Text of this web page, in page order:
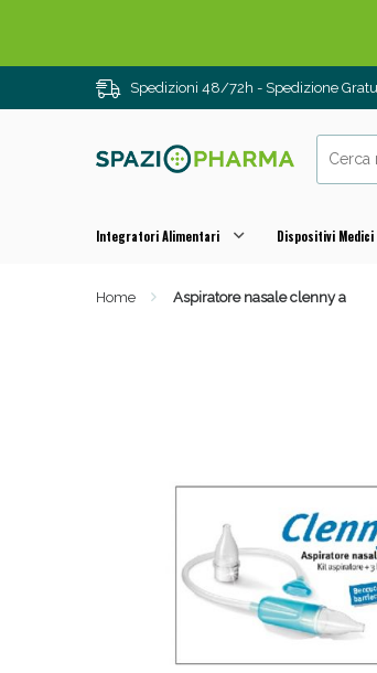
Spedizioni 48/72h - Spedizione
Integratori Alimentari Dispositivi Medici
Home Aspiratore nasale clenny a